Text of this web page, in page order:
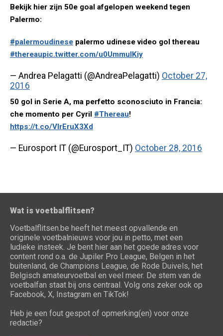
Bekijk hier zijn 50e goal afgelopen weekend tegen
Palermo:
#palermoudinese palermo udinese video gol thereau
#thereaupic.twitter.com/u0UmmuIKiy
— Andrea Pelagatti (@AndreaPelagatti) October 27,
2016
50 gol in Serie A, ma perfetto sconosciuto in Francia:
che momento per Cyril #Thereau!
https://t.co/VIrEruX3Xd
— Eurosport IT (@Eurosport_IT) October 28, 2016
Wat is voetbalflitsen?
Voetbalflitsen.be heeft het meest opvallende en
originele voetbalnieuws voor jou in petto, met een
ludieke insteek. Je bent hier aan het goede adres voor
content rond o.a. de Jupiler Pro League, Belgen in het
buitenland, de Champions League, de Rode Duivels, het
Belgisch amateurvoetbal en veel meer. De stem van de
voetbalfan staat bij ons centraal. Volg ons zeker ook op
Facebook, X, Instagram en TikTok!
Heb je een fout gespot of opmerking(en) voor onze
redactie?